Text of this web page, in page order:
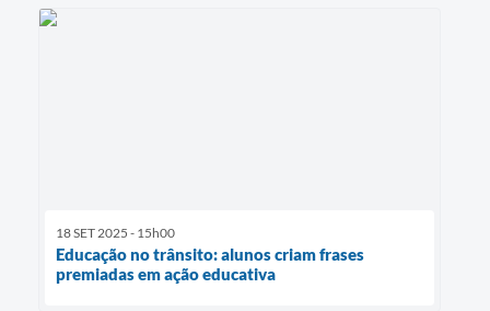
18 SET 2025 - 15h00
Educação no trânsito: alunos criam frases
premiadas em ação educativa